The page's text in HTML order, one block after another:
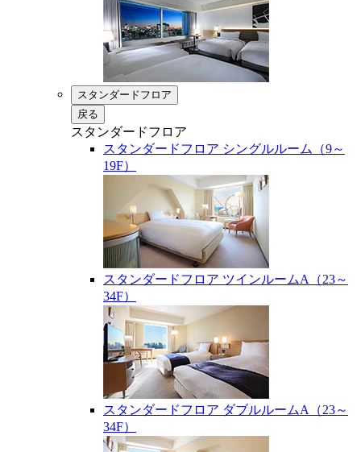
スタンダードフロア
戻る
スタンダードフロア
スタンダードフロア シングルルーム（9～
19F）
スタンダードフロア ツインルームA（23～
34F）
スタンダードフロア ダブルルームA（23～
34F）